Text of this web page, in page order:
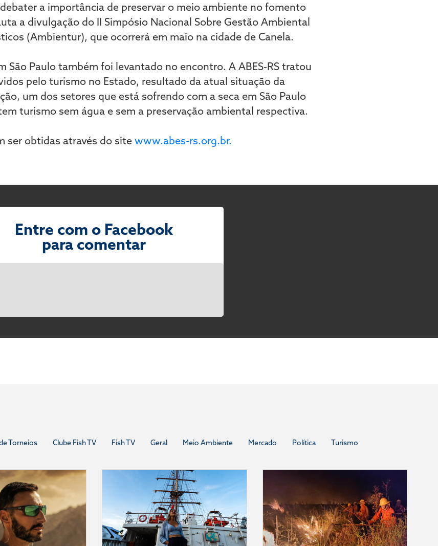
a importância de preservar o meio ambiente no fomento
a divulgação do II Simpósio Nacional Sobre Gestão Ambiental
(Ambientur), que ocorrerá em maio na cidade de Canela.
São Paulo também foi levantado no encontro. A ABES-RS tratou
pelo turismo no Estado, resultado da atual situação da
um dos setores que está sofrendo com a seca em São Paulo
turismo sem água e sem a preservação ambiental respectiva.
ser obtidas através do site www.abes-rs.org.br.
Entre com o Facebook
para comentar
Torneios Clube Fish TV Fish TV Geral Meio Ambiente Mercado Política Turismo